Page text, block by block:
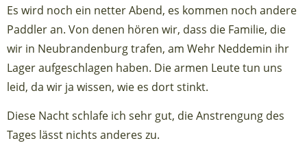
Es wird noch ein netter Abend, es kommen noch andere
Paddler an. Von denen hören wir, dass die Familie, die
wir in Neubrandenburg trafen, am Wehr Neddemin ihr
Lager aufgeschlagen haben. Die armen Leute tun uns
leid, da wir ja wissen, wie es dort stinkt.
Diese Nacht schlafe ich sehr gut, die Anstrengung des
Tages lässt nichts anderes zu.